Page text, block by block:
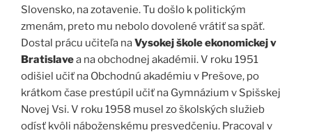
Slovensko, na zotavenie. Tu došlo k politickým
zmenám, preto mu nebolo dovolené vrátiť sa späť.
Dostal prácu učiteľa naVysokej škole ekonomickej v
Bratislavea na obchodnej akadémii. V roku 1951
odišiel učiť na Obchodnú akadémiu v Prešove, po
krátkom čase prestúpil učiť na Gymnázium v Spišskej
Novej Vsi. V roku 1958 musel zo školských služieb
odísť kvôli náboženskému presvedčeniu. Pracoval v